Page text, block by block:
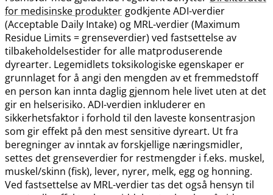
for medisinske produkter godkjente ADI-verdier
(Acceptable Daily Intake) og MRL-verdier (Maximum
Residue Limits = grenseverdier) ved fastsettelse av
tilbakeholdelsestider for alle matproduserende
dyrearter. Legemidlets toksikologiske egenskaper er
grunnlaget for å angi den mengden av et fremmedstoff
en person kan innta daglig gjennom hele livet uten at det
gir en helserisiko. ADI-verdien inkluderer en
sikkerhetsfaktor i forhold til den laveste konsentrasjon
som gir effekt på den mest sensitive dyreart. Ut fra
beregninger av inntak av forskjellige næringsmidler,
settes det grenseverdier for restmengder i f.eks. muskel,
muskel​/​skinn (fisk), lever, nyrer, melk, egg og honning.
Ved fastsettelse av MRL-verdier tas det også hensyn til